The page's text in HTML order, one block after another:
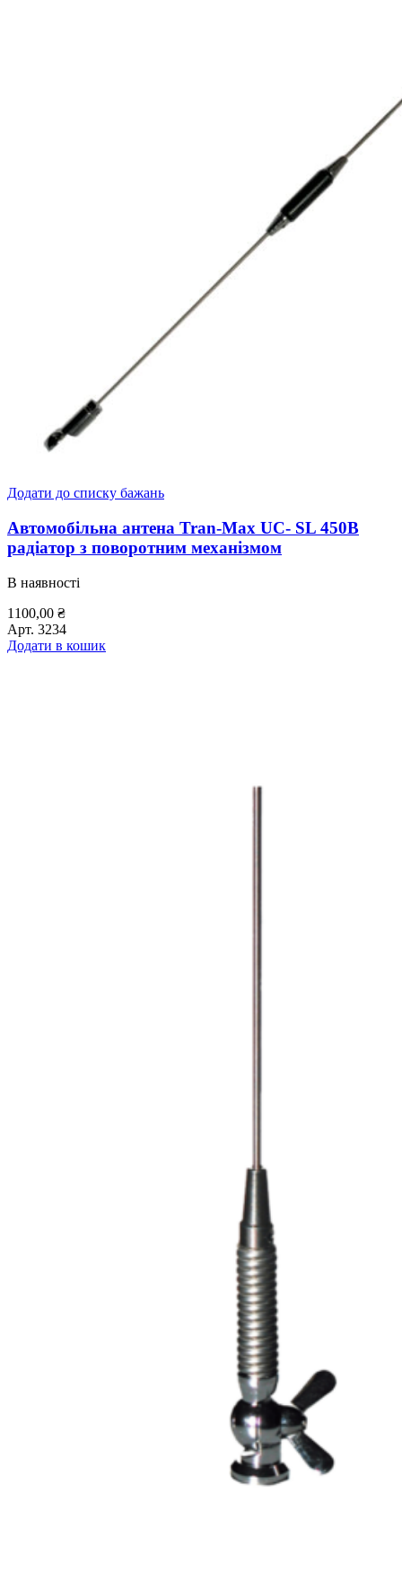
Додати до списку бажань
Автомобільна антена Tran-Max UC- SL 450В
радіатор з поворотним механізмом
В наявності
1100,00 ₴
Арт. 3234
Додати в кошик